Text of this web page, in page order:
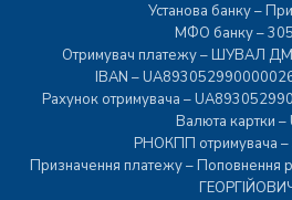
Установа банку –
МФО банку –
Отримувач платежу – ШУВАЛ
IBAN –
Рахунок отримувача –
Валюта картки –
РНОКПП отримувача
Призначення платежу –